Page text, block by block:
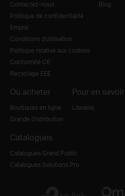
Contactez-nous
Politique de confidentialité
Emploi
Conditions d'utilisation
Politique relative aux cookies
Conformité CE
Recyclage EEE
Blog
Où acheter
Boutiques en ligne
Grande Distribution
Pour en
Librairie
Catalogues
Catalogues Grand Public
Catalogues Solutions Pro